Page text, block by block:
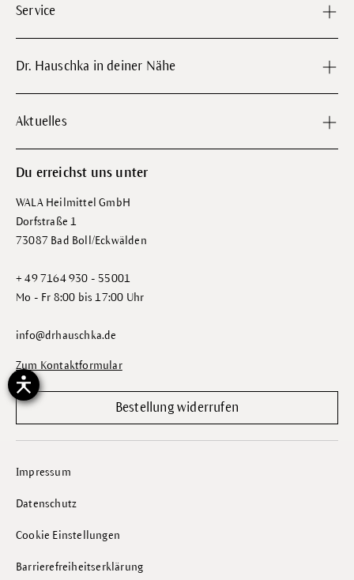
Service
Dr. Hauschka in deiner Nähe
Aktuelles
Du erreichst uns unter
WALA Heilmittel GmbH
Dorfstraße 1
73087 Bad Boll/Eckwälden
+ 49 7164 930 - 55001
Mo - Fr 8:00 bis 17:00 Uhr
info@drhauschka.de
Zum Kontaktformular
Bestellung widerrufen
Impressum
Datenschutz
Cookie Einstellungen
Barrierefreiheitserklärung